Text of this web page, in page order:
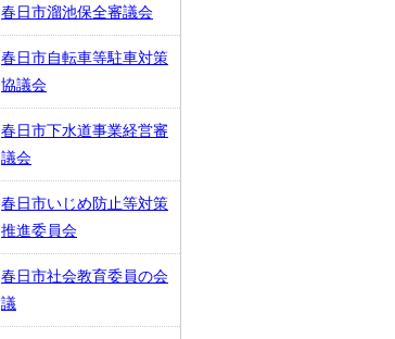
春日市溜池保全審議会
春日市自転車等駐車対策
協議会
春日市下水道事業経営審
議会
春日市いじめ防止等対策
推進委員会
春日市社会教育委員の会
議